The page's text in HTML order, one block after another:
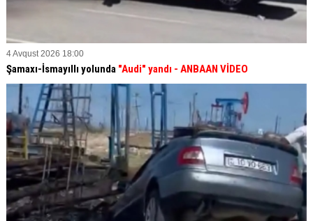
4 Avqust 2026 18:00
Şamaxı-İsmayıllı yolunda "Audi" yandı - ANBAAN VİDEO